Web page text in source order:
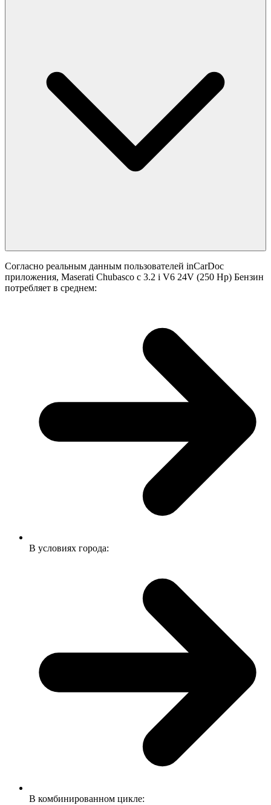
Согласно реальным данным пользователей inCarDoc
приложения, Maserati Chubasco с 3.2 i V6 24V (250 Hp) Бензин
потребляет в среднем:
В условиях города:
В комбинированном цикле: